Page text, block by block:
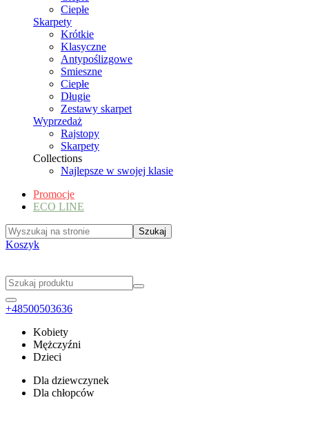
Ciepłe
Skarpety
Krótkie
Klasyczne
Antypoślizgowe
Smieszne
Ciepłe
Długie
Zestawy skarpet
Wyprzedaż
Rajstopy
Skarpety
Collections
Najlepsze w swojej klasie
Promocje
ECO LINE
Koszyk
+48500503636
Kobiety
Mężczyźni
Dzieci
Dla dziewczynek
Dla chłopców